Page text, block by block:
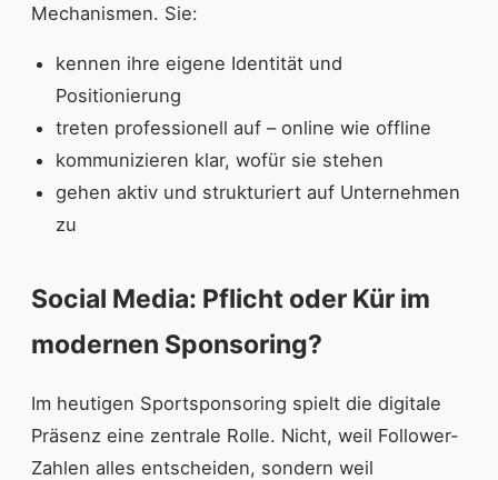
Mechanismen. Sie:
kennen ihre eigene Identität und
Positionierung
treten professionell auf – online wie offline
kommunizieren klar, wofür sie stehen
gehen aktiv und strukturiert auf Unternehmen
zu
Social Media: Pflicht oder Kür im
modernen Sponsoring?
Im heutigen Sportsponsoring spielt die digitale
Präsenz eine zentrale Rolle. Nicht, weil Follower-
Zahlen alles entscheiden, sondern weil